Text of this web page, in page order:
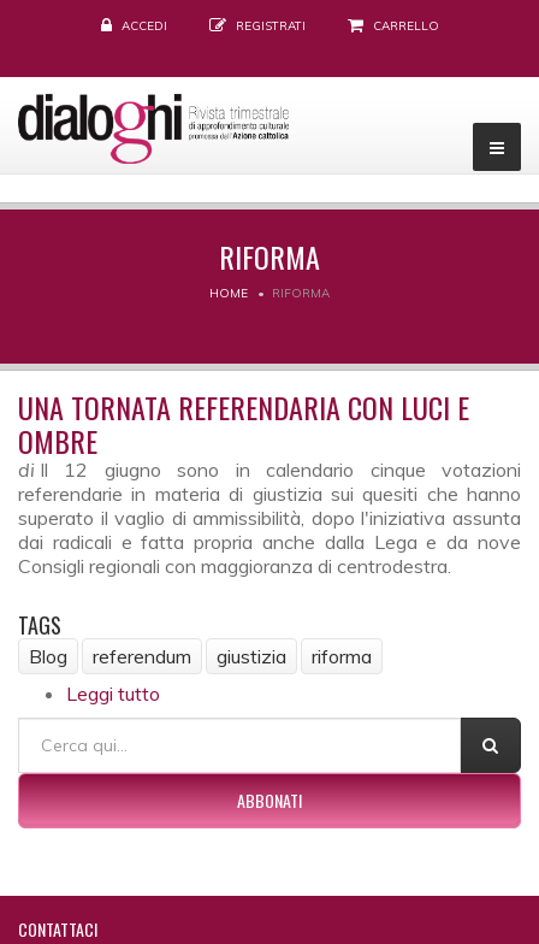
ACCEDI REGISTRATI CARRELLO
RIFORMA
HOME RIFORMA
UNA TORNATA REFERENDARIA CON LUCI E
OMBRE
di Il 12 giugno sono in calendario cinque votazioni
referendarie in materia di giustizia sui quesiti che hanno
superato il vaglio di ammissibilità, dopo l'iniziativa assunta
dai radicali e fatta propria anche dalla Lega e da nove
Consigli regionali con maggioranza di centrodestra.
TAGS
Blog referendum giustizia
riforma
Leggi tutto
ombre
FORM DI RICERCA
ABBONATI
CONTATTACI